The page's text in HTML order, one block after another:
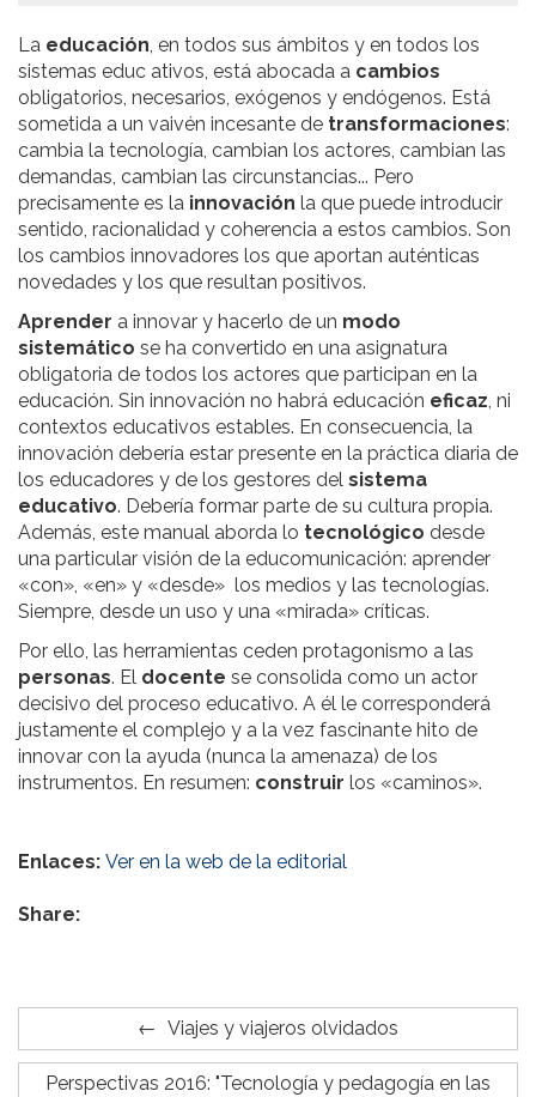
La educación, en todos sus ámbitos y en todos los
sistemas educ ativos, está abocada a cambios
obligatorios, necesarios, exógenos y endógenos. Está
sometida a un vaivén incesante de transformaciones:
cambia la tecnología, cambian los actores, cambian las
demandas, cambian las circunstancias... Pero
precisamente es la innovación la que puede introducir
sentido, racionalidad y coherencia a estos cambios. Son
los cambios innovadores los que aportan auténticas
novedades y los que resultan positivos.
Aprender a innovar y hacerlo de un modo
sistemático se ha convertido en una asignatura
obligatoria de todos los actores que participan en la
educación. Sin innovación no habrá educación eficaz, ni
contextos educativos estables. En consecuencia, la
innovación debería estar presente en la práctica diaria de
los educadores y de los gestores del sistema
educativo. Debería formar parte de su cultura propia.
Además, este manual aborda lo tecnológico desde
una particular visión de la educomunicación: aprender
«con», «en» y «desde» los medios y las tecnologías.
Siempre, desde un uso y una «mirada» críticas.
Por ello, las herramientas ceden protagonismo a las
personas. El docente se consolida como un actor
decisivo del proceso educativo. A él le corresponderá
justamente el complejo y a la vez fascinante hito de
innovar con la ayuda (nunca la amenaza) de los
instrumentos. En resumen: construir los «caminos».
Enlaces: Ver en la web de la editorial
Share:
Viajes y viajeros olvidados
Perspectivas 2016: "Tecnología y pedagogía en las